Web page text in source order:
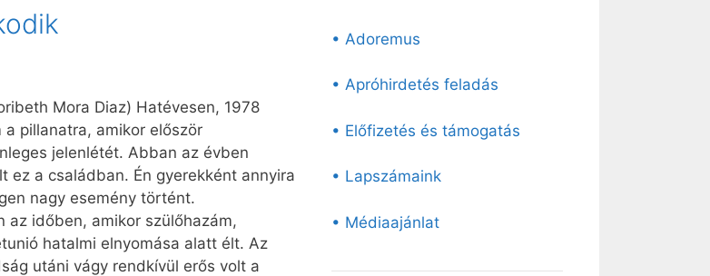
Mora Diaz) Hatévesen, 1978
pillanatra, amikor először
jelenlétét. Abban az évben
ez a családban. Én gyerekként annyira
nagy esemény történt.
időben, amikor szülőhazám,
hatalmi elnyomása alatt élt. Az
utáni vágy rendkívül erős volt a
• Adoremus
• Apróhirdetés feladás
• Előfizetés és támogatás
• Lapszámaink
• Médiaajánlat